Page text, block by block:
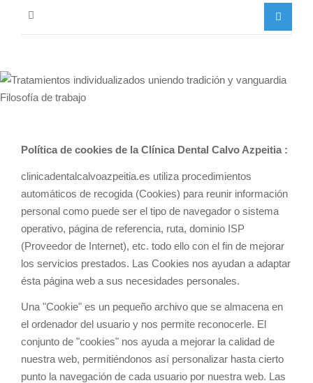
Política de cookies de la Clínica Dental Calvo Azpeitia :
clinicadentalcalvoazpeitia.es utiliza procedimientos
automáticos de recogida (Cookies) para reunir información
personal como puede ser el tipo de navegador o sistema
operativo, página de referencia, ruta, dominio ISP
(Proveedor de Internet), etc. todo ello con el fin de mejorar
los servicios prestados. Las Cookies nos ayudan a adaptar
ésta página web a sus necesidades personales.
Una "Cookie" es un pequeño archivo que se almacena en
el ordenador del usuario y nos permite reconocerle. El
conjunto de "cookies" nos ayuda a mejorar la calidad de
nuestra web, permitiéndonos así personalizar hasta cierto
punto la navegación de cada usuario por nuestra web. Las